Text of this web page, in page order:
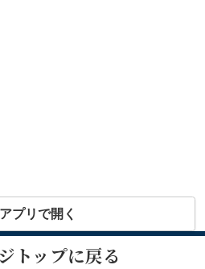
プリで開く
トップに戻る